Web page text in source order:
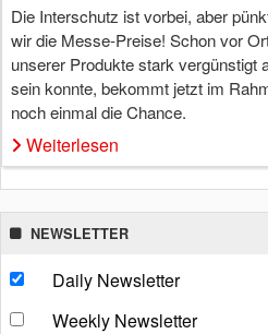
Die Interschutz ist vorbei, aber
wir die Messe-Preise! Schon vor
unserer Produkte stark vergünstigt
sein konnte, bekommt jetzt im
noch einmal die Chance.
Weiterlesen
NEWSLETTER
Daily Newsletter
Weekly Newsletter